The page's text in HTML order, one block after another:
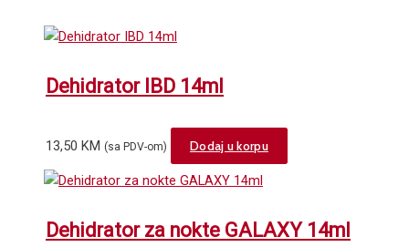
Dehidrator IBD 14ml
13,50 KM (sa PDV-om) Dodaj u korpu
Dehidrator za nokte GALAXY 14ml